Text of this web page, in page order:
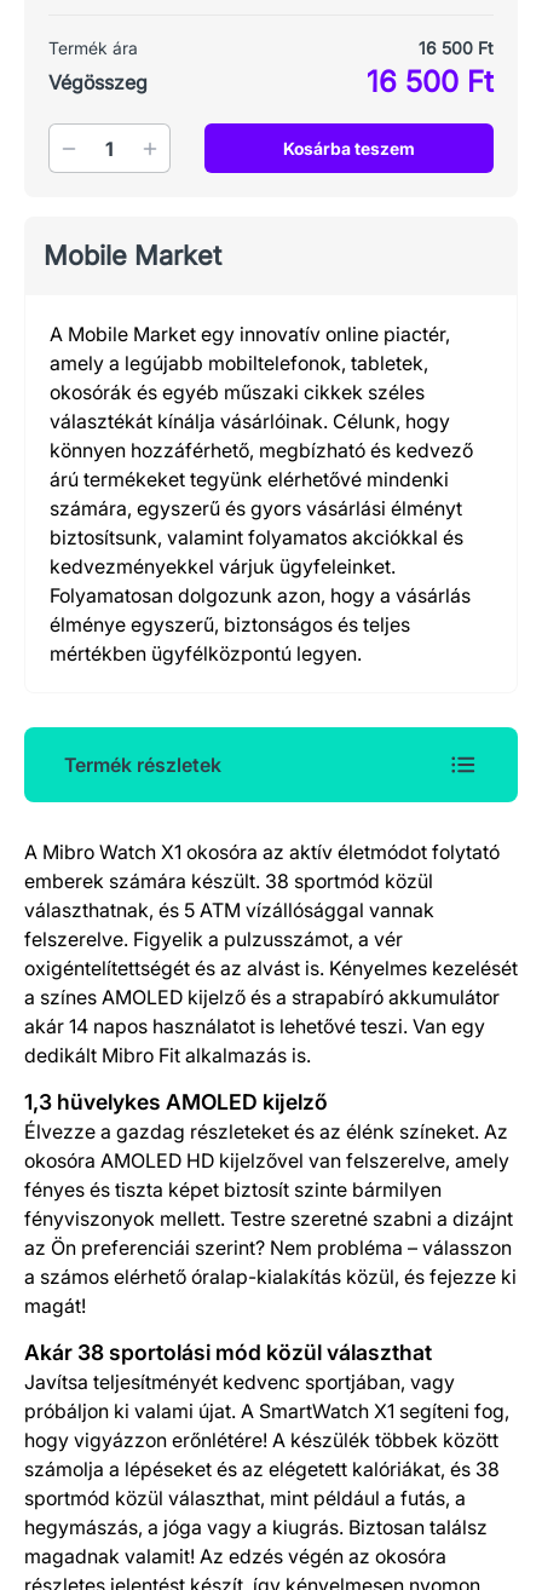
Termék ára 16 500 Ft
Végösszeg 16 500 Ft
Mennyiség Kosárba teszem
Mobile Market
A Mobile Market egy innovatív online piactér,
amely a legújabb mobiltelefonok, tabletek,
okosórák és egyéb műszaki cikkek széles
választékát kínálja vásárlóinak. Célunk, hogy
könnyen hozzáférhető, megbízható és kedvező
árú termékeket tegyünk elérhetővé mindenki
számára, egyszerű és gyors vásárlási élményt
biztosítsunk, valamint folyamatos akciókkal és
kedvezményekkel várjuk ügyfeleinket.
Folyamatosan dolgozunk azon, hogy a vásárlás
élménye egyszerű, biztonságos és teljes
mértékben ügyfélközpontú legyen.
Termék részletek
Termék részletek
A Mibro Watch X1 okosóra az aktív életmódot folytató
emberek számára készült. 38 sportmód közül
választhatnak, és 5 ATM vízállósággal vannak
felszerelve. Figyelik a pulzusszámot, a vér
oxigéntelítettségét és az alvást is. Kényelmes kezelését
a színes AMOLED kijelző és a strapabíró akkumulátor
akár 14 napos használatot is lehetővé teszi. Van egy
dedikált Mibro Fit alkalmazás is.
1,3 hüvelykes AMOLED kijelző
Élvezze a gazdag részleteket és az élénk színeket. Az
okosóra AMOLED HD kijelzővel van felszerelve, amely
fényes és tiszta képet biztosít szinte bármilyen
fényviszonyok mellett. Testre szeretné szabni a dizájnt
az Ön preferenciái szerint? Nem probléma – válasszon
a számos elérhető óralap-kialakítás közül, és fejezze ki
magát!
Akár 38 sportolási mód közül választhat
Javítsa teljesítményét kedvenc sportjában, vagy
próbáljon ki valami újat. A SmartWatch X1 segíteni fog,
hogy vigyázzon erőnlétére! A készülék többek között
számolja a lépéseket és az elégetett kalóriákat, és 38
sportmód közül választhat, mint például a futás, a
hegymászás, a jóga vagy a kiugrás. Biztosan találsz
magadnak valamit! Az edzés végén az okosóra
részletes jelentést készít, így kényelmesen nyomon